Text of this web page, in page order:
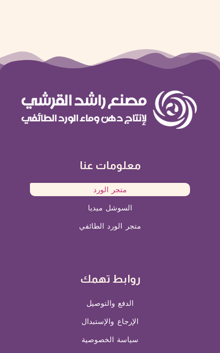
معلومات عنا
متجر الورد
السوشل ميديا
متجر الورد الطائفي
روابط تهمك
الدفع والتوصيل
الإرجاع والإستبدال
سياسة الخصوصية